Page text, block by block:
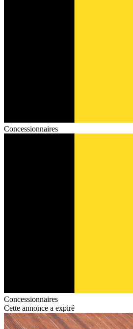
Concessionnaires
Concessionnaires
Cette annonce a expiré